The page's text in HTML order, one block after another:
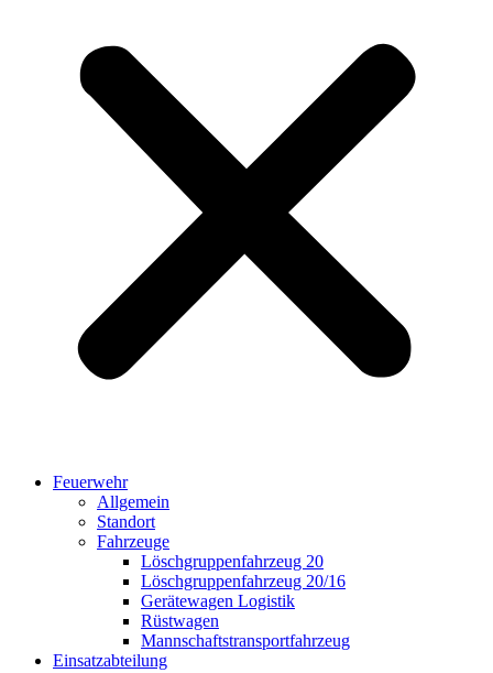
Feuerwehr
Allgemein
Standort
Fahrzeuge
Löschgruppen­fahrzeug 20
Lösch­gruppen­fahrzeug 20/16
Geräte­wagen Logistik
Rüst­wagen
Mannschafts­transportfahrzeug
Einsatz­abteilung